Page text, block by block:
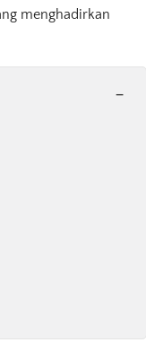
menghadirkan
-